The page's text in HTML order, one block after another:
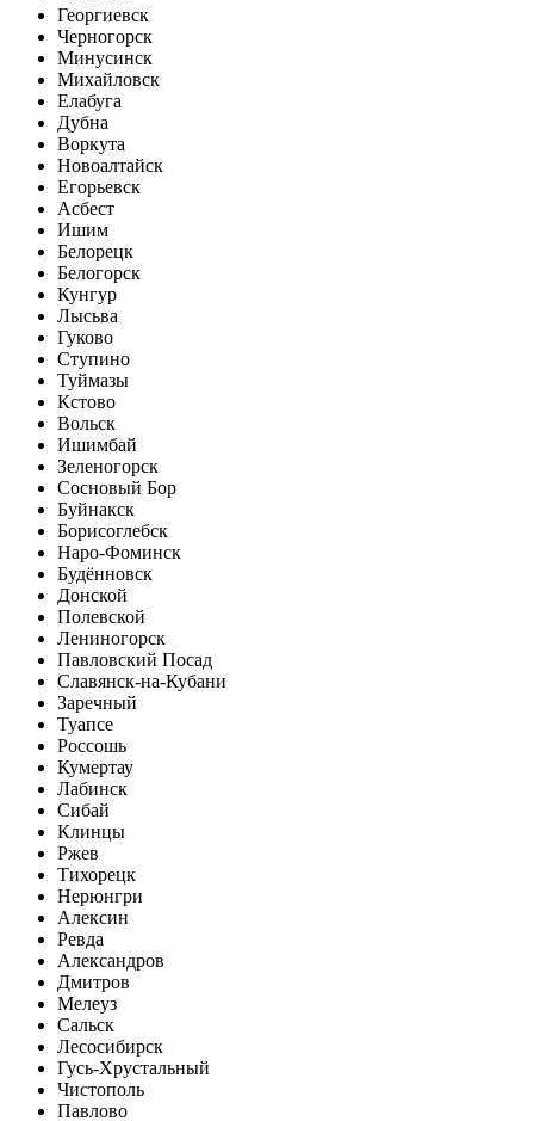
Георгиевск
Черногорск
Минусинск
Михайловск
Елабуга
Дубна
Воркута
Новоалтайск
Егорьевск
Асбест
Ишим
Белорецк
Белогорск
Кунгур
Лысьва
Гуково
Ступино
Туймазы
Кстово
Вольск
Ишимбай
Зеленогорск
Сосновый Бор
Буйнакск
Борисоглебск
Наро-Фоминск
Будённовск
Донской
Полевской
Лениногорск
Павловский Посад
Славянск-на-Кубани
Заречный
Туапсе
Россошь
Кумертау
Лабинск
Сибай
Клинцы
Ржев
Тихорецк
Нерюнгри
Алексин
Ревда
Александров
Дмитров
Мелеуз
Сальск
Лесосибирск
Гусь-Хрустальный
Чистополь
Павлово